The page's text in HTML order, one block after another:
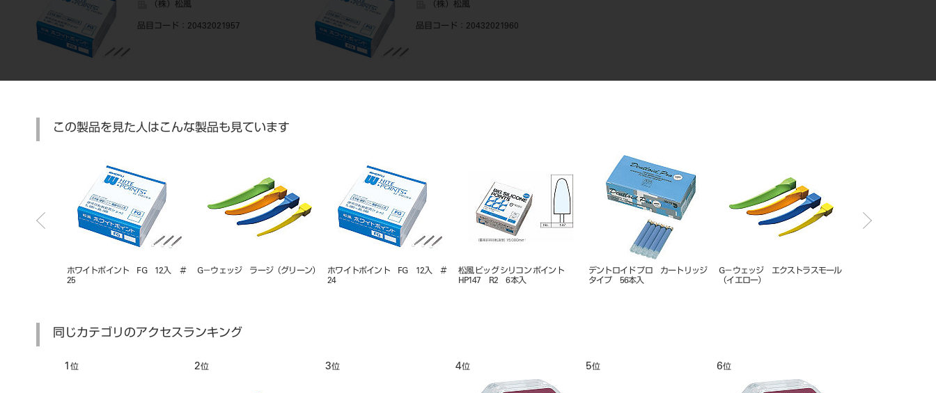
（株）松風
品目コード ：20432021957
（株）松風
品目コード ：20432021960
この製品を見た人はこんな製品も見ています
G－ウェッジ エクストラスモール
（イエロー）
ホワイトポイント CA 12入 ＃
ダイヤバーFG ブリスター5入スタ
ンダード EX26
コンタクトゲージ ３０（グリー
ン）５枚入 ２１１４２
ダイヤグロス ピンク ３入
ホワイトポイント FG 12入 ＃
G－ウェッジ ラージ（グリーン）
同じカテゴリのアクセスランキング
6 位 7位 8位 9位 10位 11位